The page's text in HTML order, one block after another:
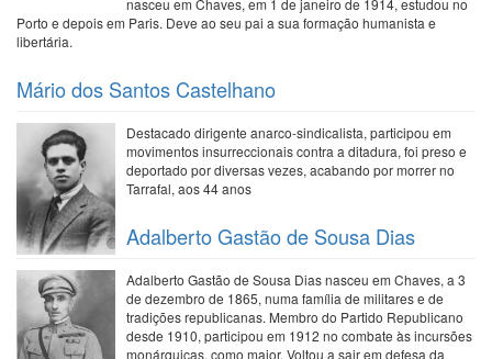
nasceu em Chaves, em 1 de janeiro de 1914, estudou no
Porto e depois em Paris. Deve ao seu pai a sua formação humanista e
libertária.
Mário dos Santos Castelhano
Destacado dirigente anarco-sindicalista, participou em
movimentos insurreccionais contra a ditadura, foi preso e
deportado por diversas vezes, acabando por morrer no
Tarrafal, aos 44 anos
Adalberto Gastão de Sousa Dias
Adalberto Gastão de Sousa Dias nasceu em Chaves, a 3
de dezembro de 1865, numa família de militares e de
tradições republicanas. Membro do Partido Republicano
desde 1910, participou em 1912 no combate às incursões
monárquicas, como major. Voltou a sair em defesa da